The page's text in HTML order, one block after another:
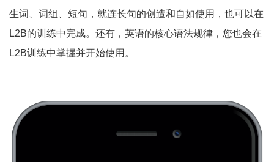
生词、词组、短句，就连长句的创造和自如使用，也可以在
L2B的训练中完成。还有，英语的核心语法规律，您也会在
L2B训练中掌握并开始使用。